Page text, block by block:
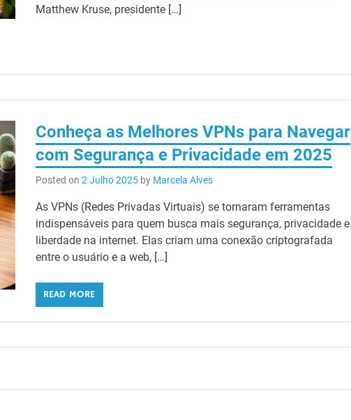
Matthew Kruse, presidente […]
Conheça as Melhores VPNs para Navegar
com Segurança e Privacidade em 2025
Posted on2 Julho 2025 by Marcela Alves
As VPNs (Redes Privadas Virtuais) se tornaram ferramentas
indispensáveis para quem busca mais segurança, privacidade e
liberdade na internet. Elas criam uma conexão criptografada
entre o usuário e a web, […]
READ MORE